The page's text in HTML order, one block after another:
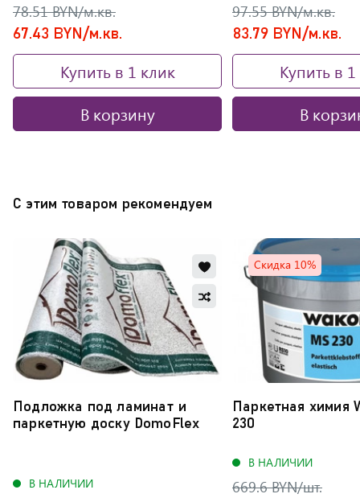
78.51 BYN/м.кв.
67.43 BYN/м.кв.
Купить в 1 клик
В корзину
97.55 BYN/м.кв.
83.79 BYN/м.кв.
Купить в
В
С этим товаром рекомендуем
Подложка под ламинат и
паркетную доску DomoFlex
Добавить
избранное
Обновляю
Добавить
сравнение
В НАЛИЧИИ
Скидка 10%
Паркетная химия
230
В НАЛИЧИИ
669.6 BYN/шт.